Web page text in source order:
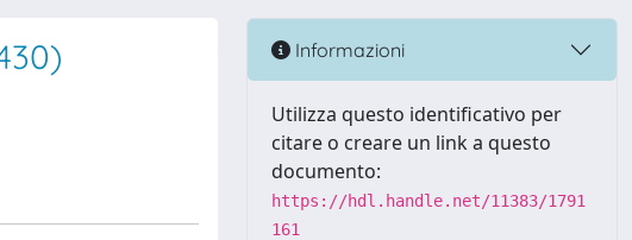
Informazioni
Utilizza questo identificativo per
citare o creare un link a questo
documento:
https://hdl.handle.net/11383/1791
161